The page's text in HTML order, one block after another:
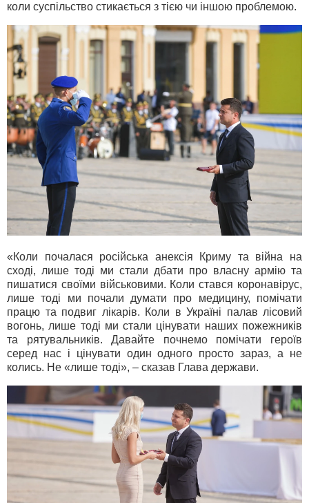
коли суспільство стикається з тією чи іншою проблемою.
«Коли почалася російська анексія Криму та війна на
сході, лише тоді ми стали дбати про власну армію та
пишатися своїми військовими. Коли стався коронавірус,
лише тоді ми почали думати про медицину, помічати
працю та подвиг лікарів. Коли в Україні палав лісовий
вогонь, лише тоді ми стали цінувати наших пожежників
та рятувальників. Давайте почнемо помічати героїв
серед нас і цінувати один одного просто зараз, а не
колись. Не «лише тоді», – сказав Глава держави.